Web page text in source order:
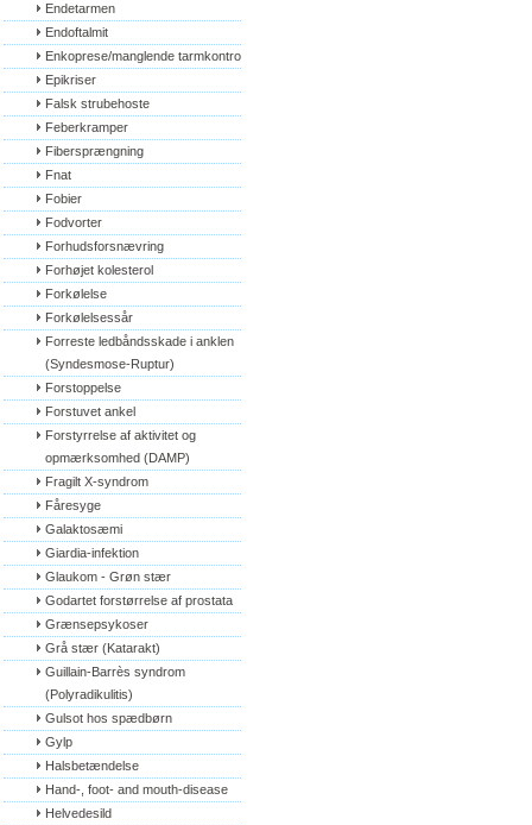
Endetarmen
Endoftalmit
Enkoprese/manglende tarmkontrol
Epikriser
Falsk strubehoste
Feberkramper
Fibersprængning
Fnat
Fobier
Fodvorter
Forhudsforsnævring
Forhøjet kolesterol
Forkølelse
Forkølelsessår
Forreste ledbåndsskade i anklen
(Syndesmose-Ruptur)
Forstoppelse
Forstuvet ankel
Forstyrrelse af aktivitet og
opmærksomhed (DAMP)
Fragilt X-syndrom
Fåresyge
Galaktosæmi
Giardia-infektion
Glaukom - Grøn stær
Godartet forstørrelse af prostata
Grænsepsykoser
Grå stær (Katarakt)
Guillain-Barrès syndrom
(Polyradikulitis)
Gulsot hos spædbørn
Gylp
Halsbetændelse
Hand-, foot- and mouth-disease
Helvedesild